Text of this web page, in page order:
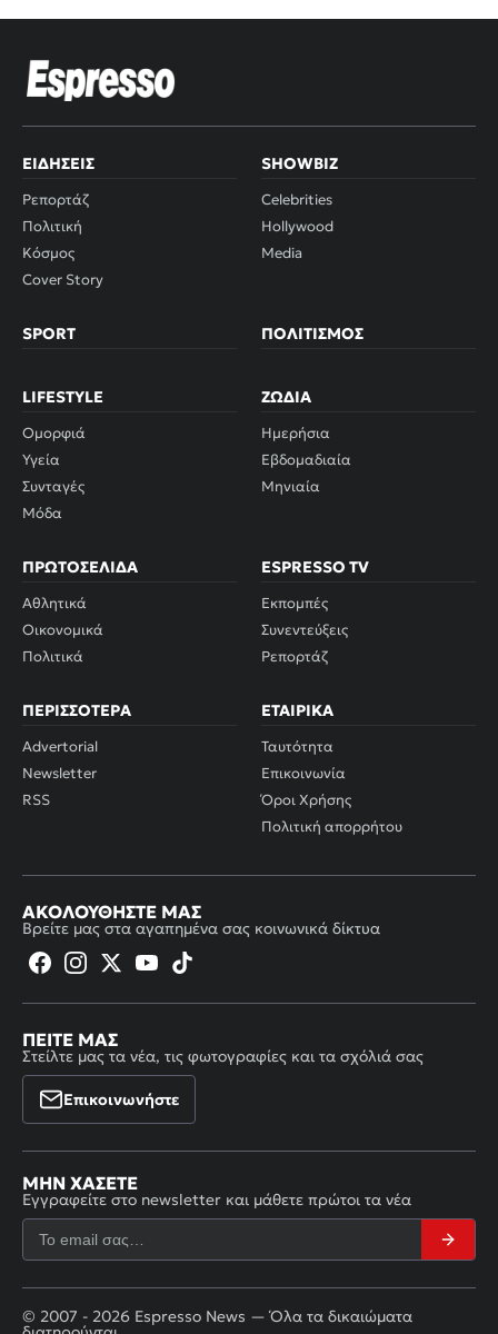
ΕΙΔΉΣΕΙΣ
Ρεπορτάζ
Πολιτική
Κόσμος
Cover Story
SHOWBIZ
Celebrities
Hollywood
Media
SPORT ΠΟΛΙΤΙΣΜΌΣ
LIFESTYLE
Ομορφιά
Υγεία
Συνταγές
Μόδα
ΖΏΔΙΑ
Ημερήσια
Εβδομαδιαία
Μηνιαία
ΠΡΩΤΟΣΈΛΙΔΑ
Αθλητικά
Οικονομικά
Πολιτικά
ESPRESSO TV
Εκπομπές
Συνεντεύξεις
Ρεπορτάζ
ΠΕΡΙΣΣΌΤΕΡΑ
Advertorial
Newsletter
RSS
ΕΤΑΙΡΙΚΆ
Ταυτότητα
Επικοινωνία
Όροι Χρήσης
Πολιτική απορρήτου
ΑΚΟΛΟΥΘΉΣΤΕ ΜΑΣ
Βρείτε μας στα αγαπημένα σας κοινωνικά δίκτυα
ΠΕΊΤΕ ΜΑΣ
Στείλτε μας τα νέα, τις φωτογραφίες και τα σχόλιά σας
Επικοινωνήστε
ΜΗΝ ΧΆΣΕΤΕ
Εγγραφείτε στο newsletter και μάθετε πρώτοι τα νέα
© 2007 - 2026 Espresso News — Όλα τα δικαιώματα